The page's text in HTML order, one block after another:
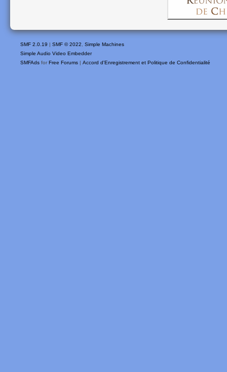
SMF 2.0.19 | SMF © 2022
Simple Machines
Simple Audio Video Embedder
SMFAds for Free Forums | Accord d'Enregistrement et Politique de Confidentialité